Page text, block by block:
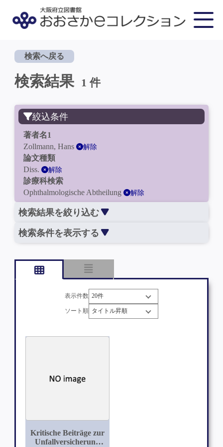
検索へ戻る
検索結果 1 件
絞込条件
著者名1
Zollmann, Hans
解除
論文種類
Diss.
解除
診療科検索
Ophthalmologische Abtheilung
解除
検索結果を絞り込む
検索条件を表示する
表示件数
ソート順
Kritische Beiträge zur
Unfallversicherung